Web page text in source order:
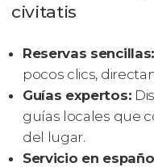
civitatis
Reservas sencillas:
pocos clics,
Guías expertos:
guías locales que
del lugar.
Servicio en